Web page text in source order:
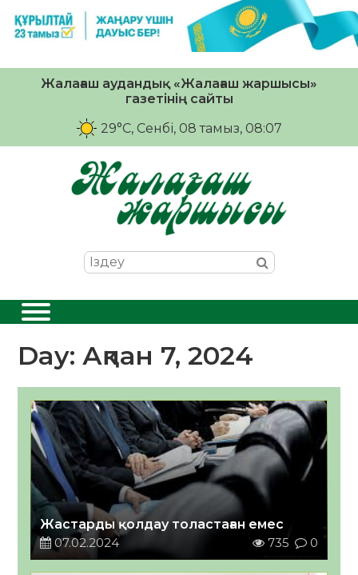
Жалағаш аудандық «Жалағаш жаршысы»
газетінің сайты
29°C, Сенбі, 08 тамыз, 08:07
Day:Ақпан 7, 2024
Жастарды қолдау толастаған емес
07.02.2024
735 0